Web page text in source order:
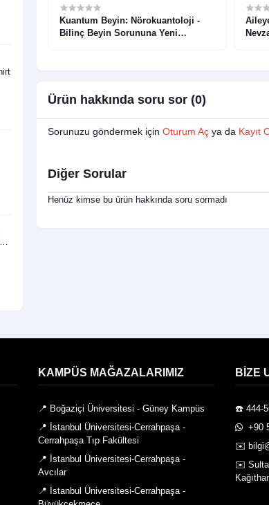
Kuantum Beyin: Nörokuantoloji -
Bilinç Beyin Sorununa Yeni
Ürün hakkında soru sor (0)
Sorunuzu göndermek için Oturum Açya da Kayıt
Diğer Sorular
Henüz kimse bu ürün hakkında soru sormadı
KAMPÜS MAĞAZALARIMIZ
📍 Boğaziçi Üniversitesi - Güney Kampüs
📍 İstanbul Üniversitesi-Cerrahpaşa -
Cerrahpaşa Tıp Fakültesi
📍 İstanbul Üniversitesi-Cerrahpaşa -
Avcılar
📍 İstanbul Üniversitesi-Cerrahpaşa -
BIZE
☎️ 444-
+90
✉️
✉️